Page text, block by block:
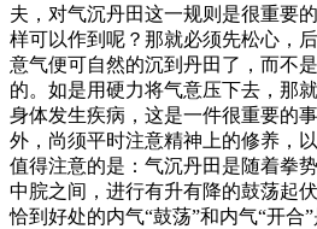
夫，对气沉丹田这一规则是很重要
样可以作到呢？那就必须先松心，
意气便可自然的沉到丹田了，而不
的。如是用硬力将气意压下去，那
身体发生疾病，这是一件很重要的
外，尚须平时注意精神上的修养，
值得注意的是：气沉丹田是随着拳
中脘之间，进行有升有降的鼓荡起
恰到好处的内气“鼓荡”和内气“开合